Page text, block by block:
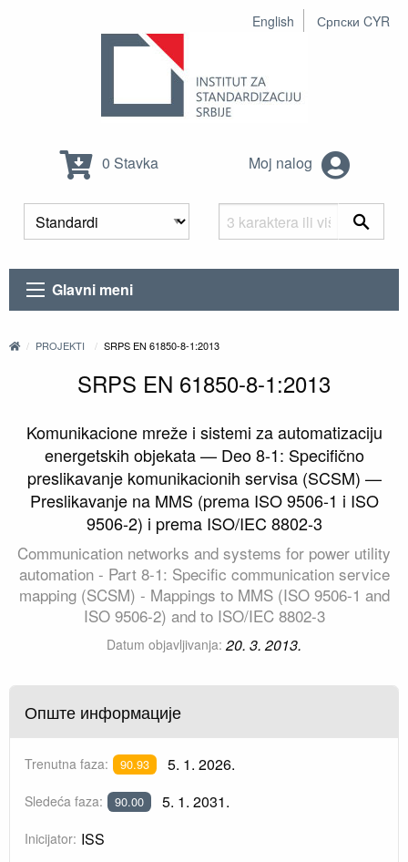
English Српски CYR
0 Stavka Moj nalog
Glavni meni
PROJEKTI SRPS EN 61850-8-1:2013
SRPS EN 61850-8-1:2013
Komunikacione mreže i sistemi za automatizaciju
energetskih objekata — Deo 8-1: Specifično
preslikavanje komunikacionih servisa (SCSM) —
Preslikavanje na MMS (prema ISO 9506-1 i ISO
9506-2) i prema ISO/IEC 8802-3
Communication networks and systems for power utility
automation - Part 8-1: Specific communication service
mapping (SCSM) - Mappings to MMS (ISO 9506-1 and
ISO 9506-2) and to ISO/IEC 8802-3
Datum objavljivanja: 20. 3. 2013.
Опште информације
Trenutna faza: 90.93 5. 1. 2026.
Sledeća faza: 90.00 5. 1. 2031.
Inicijator: ISS